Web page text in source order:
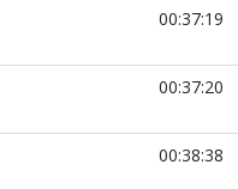
00:37:19
00:37:20
00:38:38